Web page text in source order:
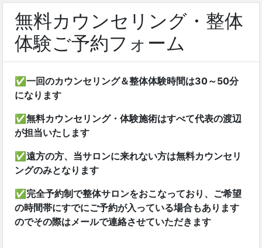
無料カウンセリング・整体
体験ご予約フォーム
✅一回のカウンセリング＆整体体験時間は30～50分
になります
✅無料カウンセリング・体験施術はすべて代表の渡辺
が担当いたします
✅遠方の方、当サロンに来れない方は無料カウンセリ
ングのみとなります
✅完全予約制で整体サロンをおこなっており、ご希望
の時間帯にすでにご予約が入っている場合もあります
のでその際はメールで連絡させていただきます